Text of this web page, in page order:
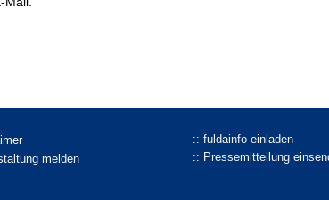
melden
:: fuldainfo einladen
:: Pressemitteilung